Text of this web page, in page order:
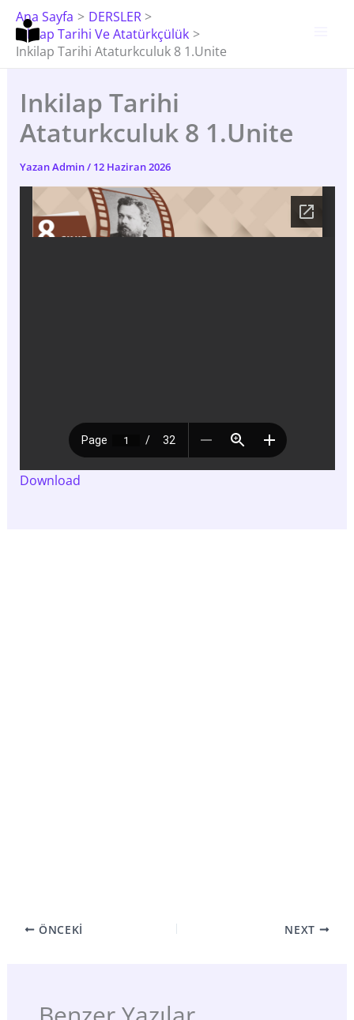
İçeriğe
Atla
Ana Sayfa
DERSLER
Inkilap Tarihi Ve Atatürkçülük
Inkilap Tarihi Ataturkculuk 8 1.Unite
Inkilap Tarihi
Ataturkculuk 8 1.Unite
YazanAdmin/ 12 Haziran 2026
Download
ÖNCEKI NEXT